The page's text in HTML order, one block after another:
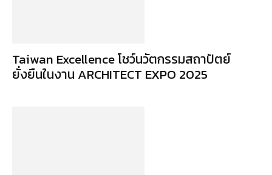
Taiwan Excellence โชว์นวัตกรรมสถาปัตย์
ยั่งยืนในงาน ARCHITECT EXPO 2025